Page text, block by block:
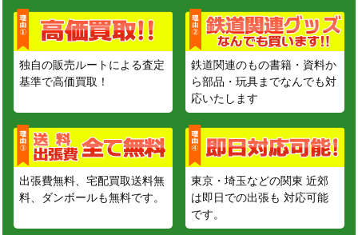
独自の販売ルートによる査定
基準で高価買取！
鉄道関連のもの書籍・資料か
ら部品・玩具までなんでも対
応いたします
出張費無料、宅配買取送料無
料、ダンボールも無料です。
東京・埼玉などの関東 近郊
は即日での出張も 対応可能
です。